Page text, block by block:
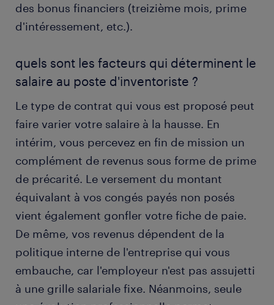
des bonus financiers (treizième mois, prime
d'intéressement, etc.).
quels sont les facteurs qui déterminent le
salaire au poste d'inventoriste ?
Le type de contrat qui vous est proposé peut
faire varier votre salaire à la hausse. En
intérim, vous percevez en fin de mission un
complément de revenus sous forme de prime
de précarité. Le versement du montant
équivalant à vos congés payés non posés
vient également gonfler votre fiche de paie.
De même, vos revenus dépendent de la
politique interne de l'entreprise qui vous
embauche, car l'employeur n'est pas assujetti
à une grille salariale fixe. Néanmoins, seule